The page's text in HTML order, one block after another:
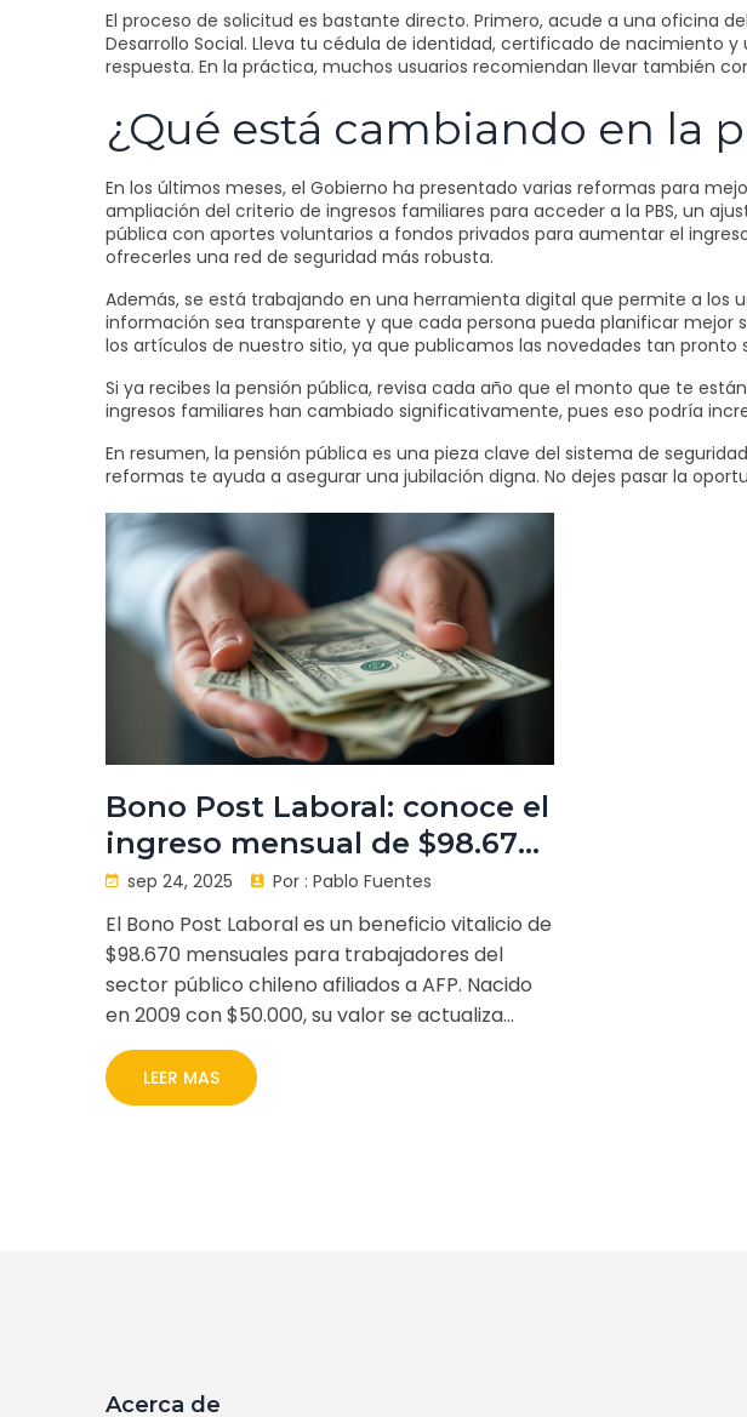
El proceso de solicitud es bastante directo. Primero, acude a una oficina
Desarrollo Social. Lleva tu cédula de identidad, certificado de nacimiento
respuesta. En la práctica, muchos usuarios recomiendan llevar también
¿Qué está cambiando en la
En los últimos meses, el Gobierno ha presentado varias reformas para
ampliación del criterio de ingresos familiares para acceder a la PBS, un
pública con aportes voluntarios a fondos privados para aumentar el
ofrecerles una red de seguridad más robusta.
Además, se está trabajando en una herramienta digital que permite a los
información sea transparente y que cada persona pueda planificar
los artículos de nuestro sitio, ya que publicamos las novedades tan pronto
Si ya recibes la pensión pública, revisa cada año que el monto que te
ingresos familiares han cambiado significativamente, pues eso podría
En resumen, la pensión pública es una pieza clave del sistema de
reformas te ayuda a asegurar una jubilación digna. No dejes pasar la
Bono Post Laboral: conoce el
ingreso mensual de $98.670
que puedes recibir de por
vida
sep 24, 2025 Por : Pablo Fuentes
El Bono Post Laboral es un beneficio vitalicio de
$98.670 mensuales para trabajadores del
sector público chileno afiliados a AFP. Nacido
en 2009 con $50.000, su valor se actualiza
según el IPC. Es libre de impuestos, no
constituye salario y se paga junto a la pensión.
Solo pueden solicitarlo quienes cumplan
LEER MAS
Acerca de